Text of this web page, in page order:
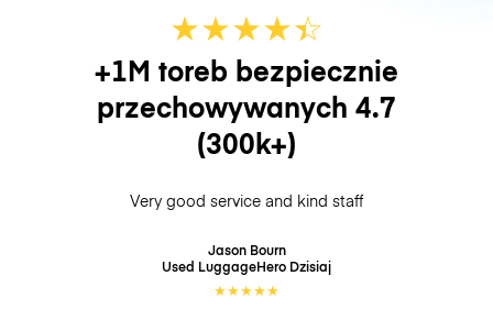
★★★★☆
★
+1M toreb bezpiecznie
przechowywanych 4.7
(300k+)
Very good service and kind staff
Jason Bourn
Used LuggageHero Dzisiaj
★★★★★